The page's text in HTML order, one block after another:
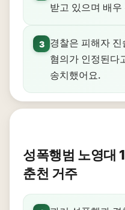
받고 있으며 배
3
경찰은 피해자
혐의가 인정된다
송치했어요.
성폭행범 노영대
춘천 거주